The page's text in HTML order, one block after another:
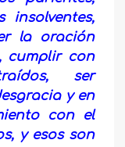
insolventes,
la oración
cumplir con
ser
y en
con el
y esos son